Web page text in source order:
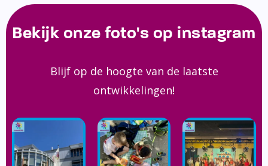
Bekijk onze foto's op instagram
Blijf op de hoogte van de laatste
ontwikkelingen!